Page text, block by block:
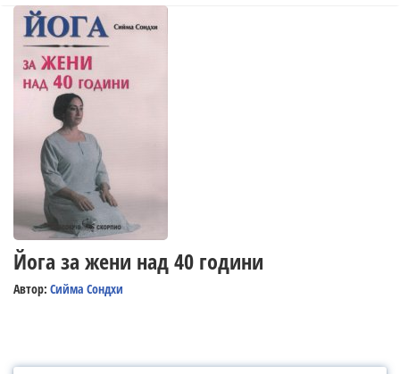
Йога за жени над 40 години
Автор: Сийма Сондхи